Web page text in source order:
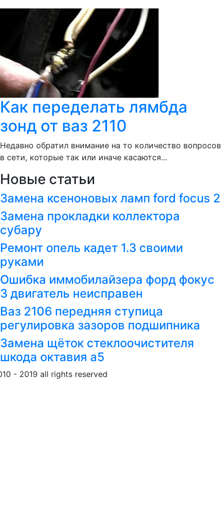
Как переделать лямбда
зонд от ваз 2110
Недавно обратил внимание на то количество вопросов
в сети, которые так или иначе касаются...
Новые статьи
Замена ксеноновых ламп ford focus 2
Замена прокладки коллектора
субару
Ремонт опель кадет 1.3 своими
руками
Ошибка иммобилайзера форд фокус
3 двигатель неисправен
Ваз 2106 передняя ступица
регулировка зазоров подшипника
Замена щёток стеклоочистителя
шкода октавия а5
- 2019 all rights reserved